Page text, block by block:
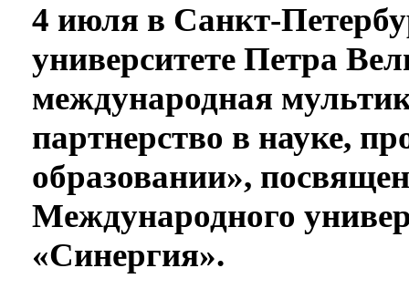
4 июля в Санкт-
университете Петра
международная
партнерство в науке,
образовании»,
Международного
«Синергия».